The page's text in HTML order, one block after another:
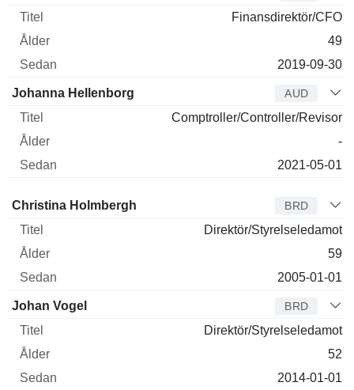
Finansdirektör/CFO
49
2019-09-30
Johanna Hellenborg AUD
Comptroller/Controller/Revisor
-
2021-05-01
Styrelseledamot Titel
Christina Holmbergh BRD
Direktör/Styrelseledamot
59
2005-01-01
Johan Vogel BRD
Direktör/Styrelseledamot
52
2014-01-01